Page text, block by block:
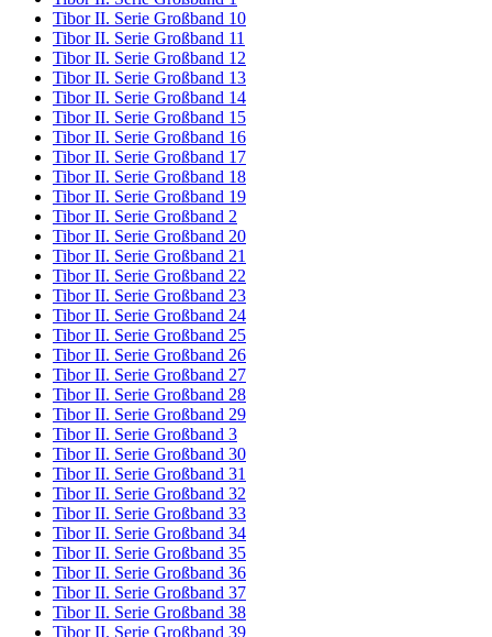
Tibor II. Serie Großband 10
Tibor II. Serie Großband 11
Tibor II. Serie Großband 12
Tibor II. Serie Großband 13
Tibor II. Serie Großband 14
Tibor II. Serie Großband 15
Tibor II. Serie Großband 16
Tibor II. Serie Großband 17
Tibor II. Serie Großband 18
Tibor II. Serie Großband 19
Tibor II. Serie Großband 2
Tibor II. Serie Großband 20
Tibor II. Serie Großband 21
Tibor II. Serie Großband 22
Tibor II. Serie Großband 23
Tibor II. Serie Großband 24
Tibor II. Serie Großband 25
Tibor II. Serie Großband 26
Tibor II. Serie Großband 27
Tibor II. Serie Großband 28
Tibor II. Serie Großband 29
Tibor II. Serie Großband 3
Tibor II. Serie Großband 30
Tibor II. Serie Großband 31
Tibor II. Serie Großband 32
Tibor II. Serie Großband 33
Tibor II. Serie Großband 34
Tibor II. Serie Großband 35
Tibor II. Serie Großband 36
Tibor II. Serie Großband 37
Tibor II. Serie Großband 38
Tibor II. Serie Großband 39